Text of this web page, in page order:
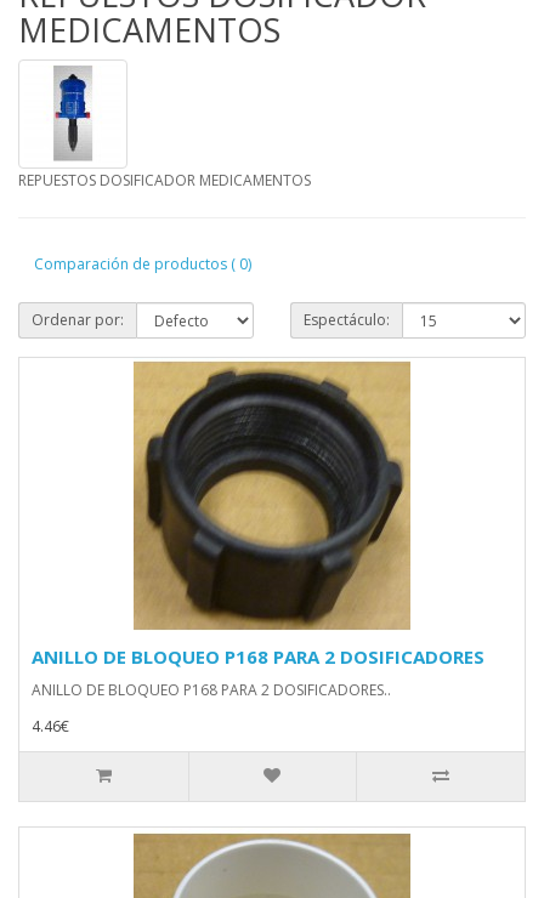
MEDICAMENTOS
REPUESTOS DOSIFICADOR MEDICAMENTOS
Comparación de productos ( 0)
Ordenar por: Espectáculo:
ANILLO DE BLOQUEO P168 PARA 2 DOSIFICADORES
ANILLO DE BLOQUEO P168 PARA 2 DOSIFICADORES..
4.46€